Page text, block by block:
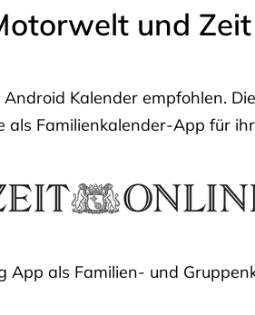
und Zeit
Kalender empfohlen.
Familienkalender-App für
als Familien- und